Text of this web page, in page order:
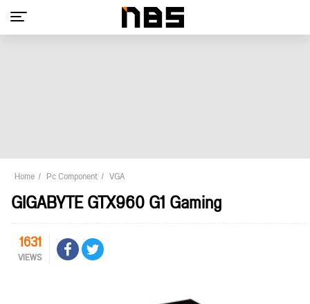
Home Pc Component VGA
GIGABYTE GTX960 G1 Gaming
1631
VIEWS